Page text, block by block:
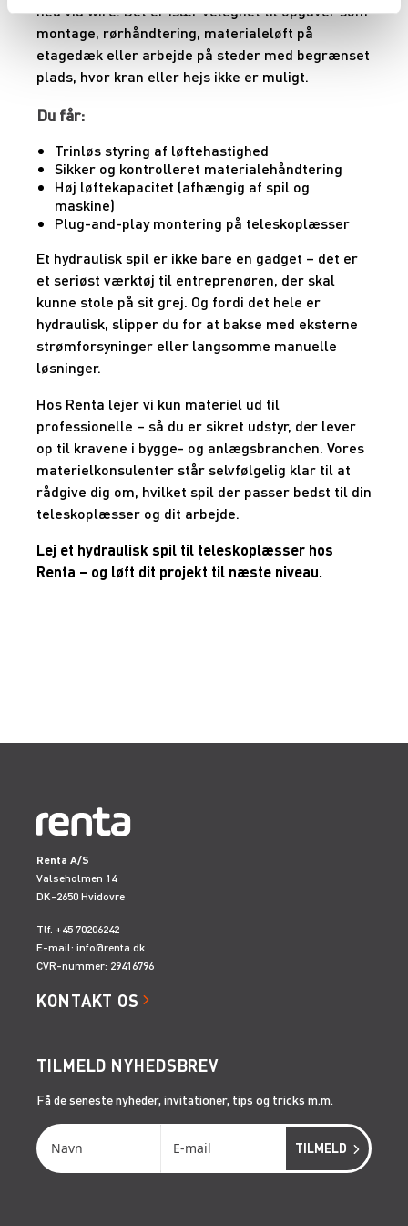
ned via wire. Det er især velegnet til opgaver som
montage, rørhåndtering, materialeløft på
etagedæk eller arbejde på steder med begrænset
plads, hvor kran eller hejs ikke er muligt.
Du får:
Trinløs styring af løftehastighed
Sikker og kontrolleret materialehåndtering
Høj løftekapacitet (afhængig af spil og
maskine)
Plug-and-play montering på teleskoplæsser
Et hydraulisk spil er ikke bare en gadget – det er
et seriøst værktøj til entreprenøren, der skal
kunne stole på sit grej. Og fordi det hele er
hydraulisk, slipper du for at bakse med eksterne
strømforsyninger eller langsomme manuelle
løsninger.
Hos Renta lejer vi kun materiel ud til
professionelle – så du er sikret udstyr, der lever
op til kravene i bygge- og anlægsbranchen. Vores
materielkonsulenter står selvfølgelig klar til at
rådgive dig om, hvilket spil der passer bedst til din
teleskoplæsser og dit arbejde.
Lej et hydraulisk spil til teleskoplæsser hos
Renta – og løft dit projekt til næste niveau.
Renta A/S
Valseholmen 14
DK-2650 Hvidovre
Tlf. +45 70206242
E-mail: info@renta.dk
CVR-nummer: 29416796
KONTAKT OS
TILMELD NYHEDSBREV
Få de seneste nyheder, invitationer, tips og tricks m.m.